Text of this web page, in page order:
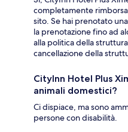
completamente
sito. Se hai prenotato
la prenotazione fino ad
alla politica della
cancellazione della
CityInn Hotel Plus
animali domestici?
Ci dispiace, ma sono
persone con disabilità.